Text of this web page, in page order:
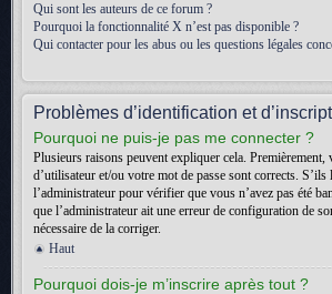
Qui sont les auteurs de ce forum ?
Pourquoi la fonctionnalité X n’est pas disponible ?
Qui contacter pour les abus ou les questions légales
Problèmes d’identification et
Pourquoi ne puis-je pas me connecter ?
Plusieurs raisons peuvent expliquer cela.
d’utilisateur et/ou votre mot de passe sont corrects. S’ils
l’administrateur pour vérifier que vous n’avez pas été
que l’administrateur ait une erreur de configuration de
nécessaire de la corriger.
Haut
Pourquoi dois-je m’inscrire après tout ?